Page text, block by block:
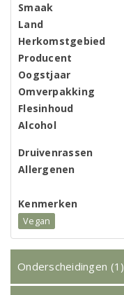
Smaak
Land
Herkomstgebied
Producent
Oogstjaar
Omverpakking
Flesinhoud
Alcohol
Druivenrassen
Allergenen
Kenmerken
Vegan
Onderscheidingen (1)